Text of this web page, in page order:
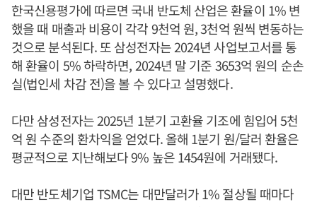
한국신용평가에 따르면 국내 반도체 산업은 환율이 1% 변
했을 때 매출과 비용이 각각 9천억 원, 3천억 원씩 변동하는
것으로 분석된다. 또 삼성전자는 2024년 사업보고서를 통
해 환율이 5% 하락하면, 2024년 말 기준 3653억 원의 순손
실(법인세 차감 전)을 볼 수 있다고 설명했다.
다만 삼성전자는 2025년 1분기 고환율 기조에 힘입어 5천
억 원 수준의 환차익을 얻었다. 올해 1분기 원/달러 환율은
평균적으로 지난해보다 9% 높은 1454원에 거래됐다.
대만 반도체기업 TSMC는 대만달러가 1% 절상될 때마다